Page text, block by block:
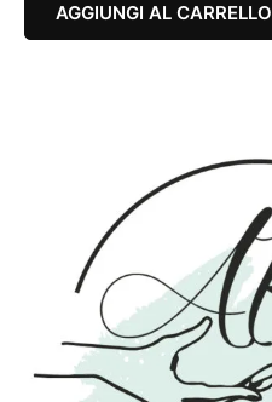
AGGIUNGI AL CARRELLO